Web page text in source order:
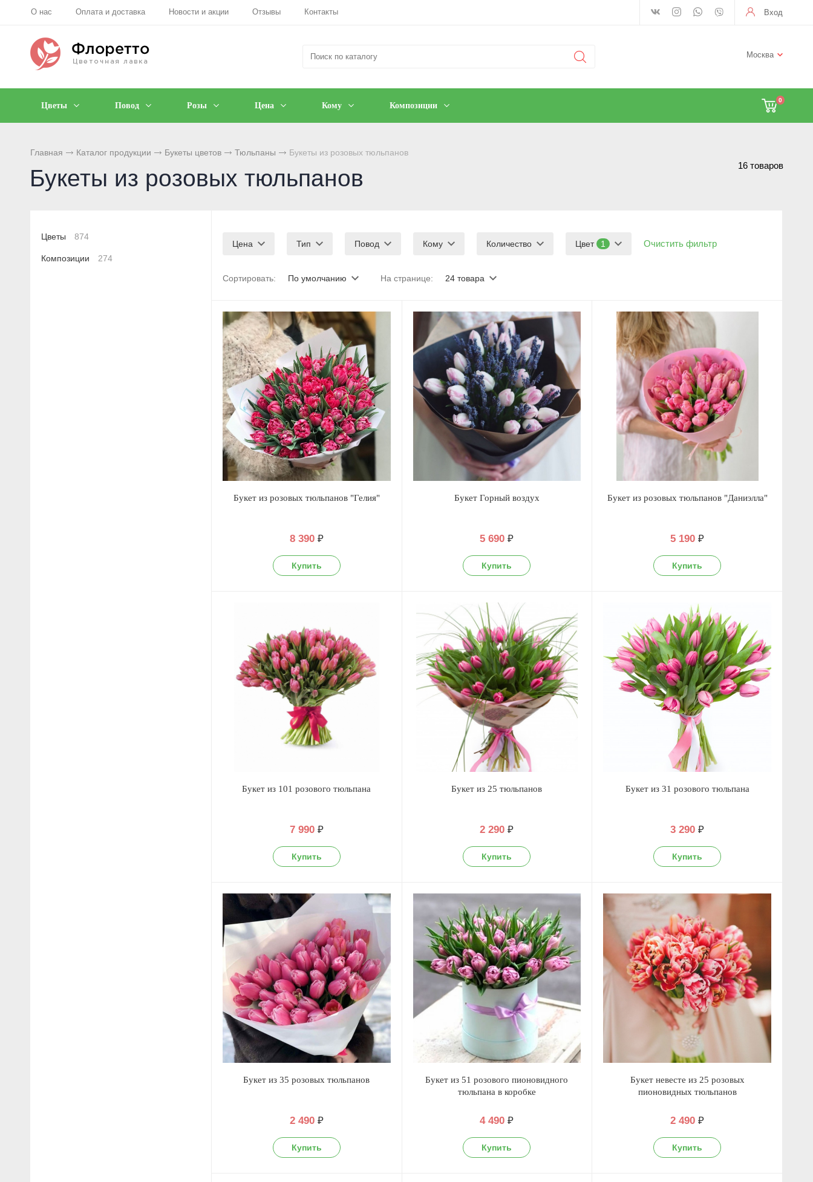
О нас Оплата и доставка Новости и акции Отзывы Контакты Вход
Москва
0
Цветы Повод Розы Цена Кому Композиции
Главная Каталог продукции Букеты цветов Тюльпаны Букеты из розовых тюльпанов
16 товаров
Букеты из розовых тюльпанов
Цена Тип Повод Кому Количество Цвет 1 Очистить фильтр
Сортировать: По умолчанию На странице: 24 товара
Букет из розовых тюльпанов "Гелия"
8 390 ₽
Букет Горный воздух
5 690₽
Букет из розовых тюльпанов "Даниэлла"
5 190₽
Букет из 101 розового тюльпана
7 990 ₽
Букет из 25 тюльпанов
2 290₽
Букет из 31 розового тюльпана
3 290₽
Букет из 35 розовых тюльпанов
2 490 ₽
Букет из 51 розового пионовидного
тюльпана в коробке
4 490₽
Букет невесте из 25 розовых
пионовидных тюльпанов
2 490₽
Цветы 874
Композиции 274